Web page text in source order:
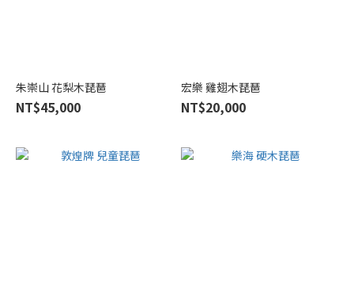
朱崇山 花梨木琵琶
NT$45,000
宏樂 雞翅木琵琶
NT$20,000